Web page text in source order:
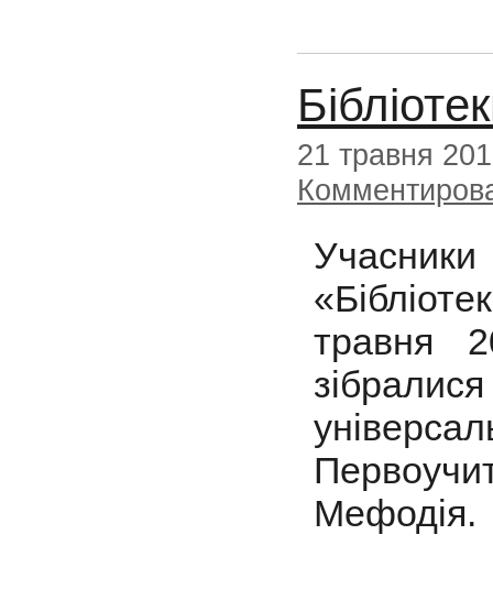
21 травня
травня
Мефодія.